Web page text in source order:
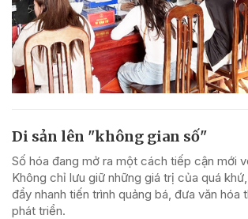
Di sản lên "không gian số"
Số hóa đang mở ra một cách tiếp cận mới
Không chỉ lưu giữ những giá trị của quá
đẩy nhanh tiến trình quảng bá, đưa văn hóa
phát triển.